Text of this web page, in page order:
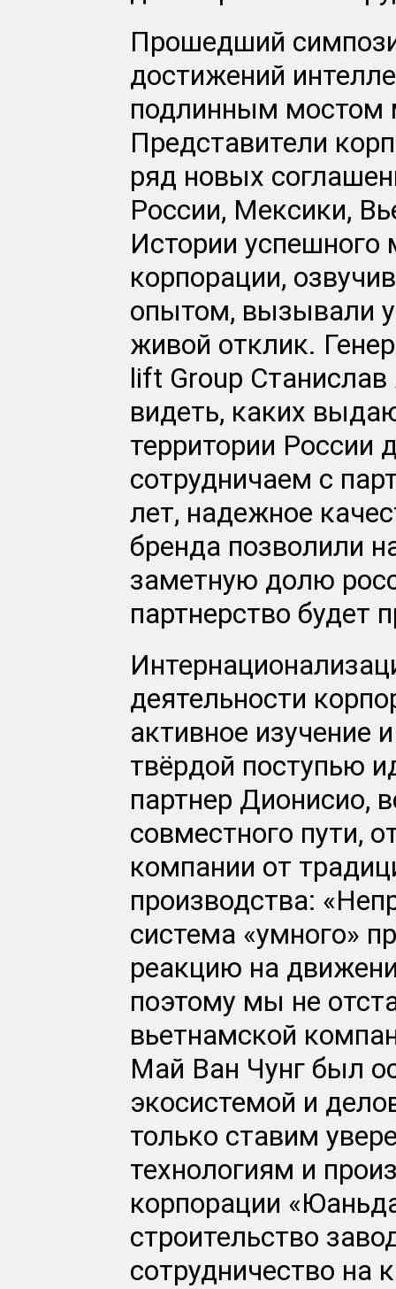
Прошедший
достижений
подлинным мостом
Представители
ряд новых
России, Мексики,
Истории успешного
корпорации,
опытом, вызывали у
живой отклик.
lift Group
видеть, каких
территории
сотрудничаем с
лет, надежное
бренда позволили
заметную долю
партнерство будет
деятельности
активное изучение
твёрдой поступью
партнер Дионисио,
совместного пути,
компании от
производства:
система «умного»
реакцию на
поэтому мы не
вьетнамской
Май Ван Чунг был
экосистемой и
только ставим
технологиям и
корпорации
строительство
сотрудничество на